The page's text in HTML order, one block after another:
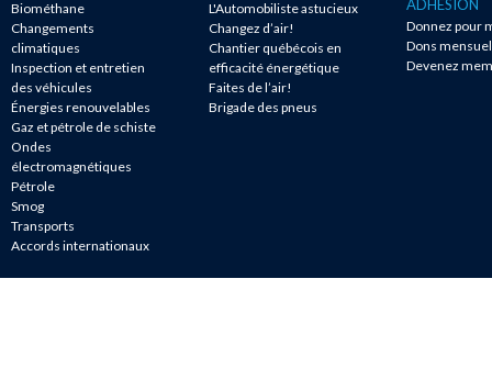
Biométhane
Changements
climatiques
Inspection et entretien
des véhicules
Énergies renouvelables
Gaz et pétrole de schiste
Ondes
électromagnétiques
Pétrole
Smog
Transports
Accords internationaux
L'Automobiliste astucieux
Changez d’air!
Chantier québécois en
efficacité énergétique
Faites de l’air!
Brigade des pneus
ADHÉSION
Donnez pour
Dons
Devenez